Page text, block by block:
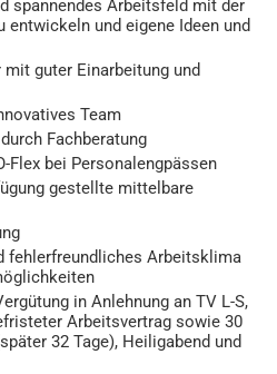
spannendes Arbeitsfeld mit der
und eigene Ideen und
guter Einarbeitung und
Team
Fachberatung
Flex bei Personalengpässen
gestellte mittelbare
fehlerfreundliches Arbeitsklima
in Anlehnung an TV L-S,
Arbeitsvertrag sowie 30
32 Tage), Heiligabend und